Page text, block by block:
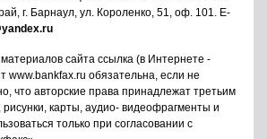
г. Барнаул ул. Короленко, 51, оф. 101
. E-
сайта ссылка (в Интернете -
www.bankfax.ru обязательна, если не
что авторские права принадлежат третьим
карты, аудио- видеофрагменты и
только при согласовании с